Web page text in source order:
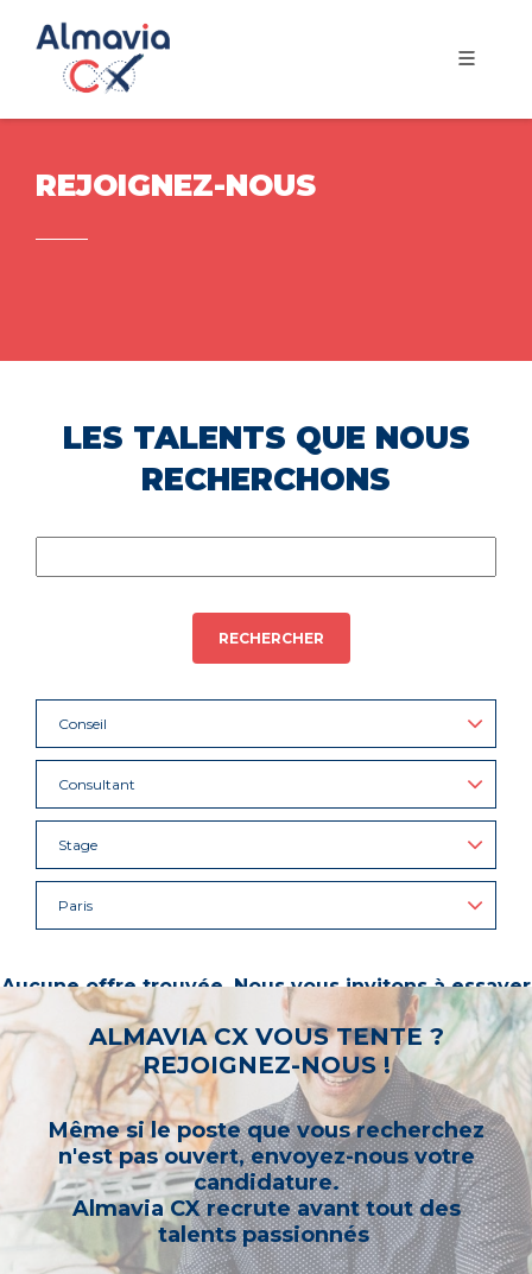
REJOIGNEZ-NOUS
LES TALENTS QUE NOUS
RECHERCHONS
RECHERCHER
Conseil
Consultant
Stage
Paris
Aucune offre trouvée. Nous vous invitons à essayer
d’autres mots-clés ou à sélectionner un « métier ».
ALMAVIA CX VOUS TENTE ?
REJOIGNEZ-NOUS !
Même si le poste que vous recherchez
n'est pas ouvert, envoyez-nous votre
candidature.
Almavia CX recrute avant tout des
talents passionnés